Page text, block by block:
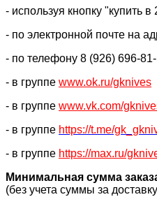
- используя кнопку "купить в
- по электронной почте на
- по телефону 8 (926) 696-
- в группе www.ok.ru/gknives
- в группе www.vk.com/
- в группе https://t.me/
- в группе https://max.ru/
Минимальная сумма
(без учета суммы за